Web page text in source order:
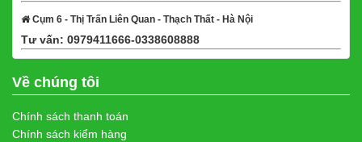
Cụm 6 - Thị Trấn Liên Quan - Thạch Thất - Hà Nội
Tư vấn: 0979411666-0338608888
Về chúng tôi
Chính sách thanh toán
Chính sách kiểm hàng